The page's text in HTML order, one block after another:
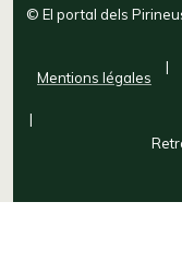
© El portal dels
Mentions légales
|
|